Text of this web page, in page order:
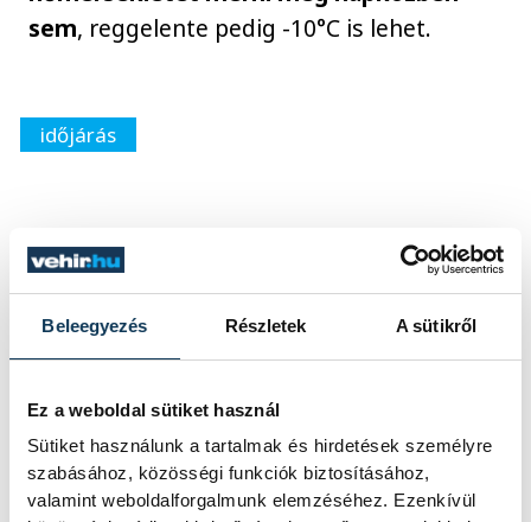
Beleegyezés Részletek A sütikről
Ez a weboldal sütiket használ
Sütiket használunk a tartalmak és hirdetések személyre
szabásához, közösségi funkciók biztosításához,
valamint weboldalforgalmunk elemzéséhez. Ezenkívül
sem, reggelente pedig -10°C is lehet.
időjárás
SZERZŐ
vehir.hu